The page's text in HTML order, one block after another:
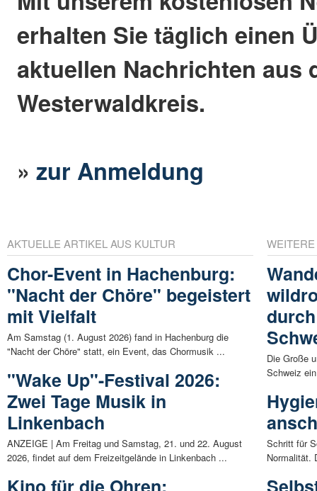
erhalten Sie täglich einen
aktuellen Nachrichten aus
Westerwaldkreis.
»zur Anmeldung
AKTUELLE ARTIKEL AUS KULTUR
Chor-Event in Hachenburg:
"Nacht der Chöre" begeistert
mit Vielfalt
Am Samstag (1. August 2026) fand in Hachenburg die
"Nacht der Chöre" statt, ein Event, das Chormusik ...
"Wake Up"-Festival 2026:
Zwei Tage Musik in
Linkenbach
ANZEIGE | Am Freitag und Samstag, 21. und 22. August
2026, findet auf dem Freizeitgelände in Linkenbach ...
Die Große
Schweiz
Schritt für
Normalität.